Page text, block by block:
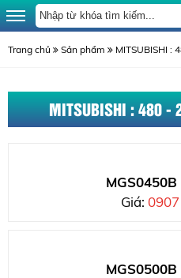
Trang chủ Sản phẩm MITSUBISHI :
MITSUBISHI : 480 -
Giá: